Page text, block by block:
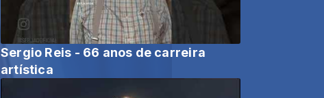
Sergio Reis - 66 anos de carreira
artística